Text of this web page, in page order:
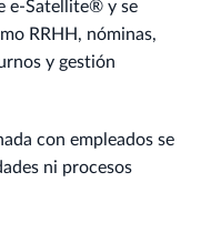
e-Satellite® y se
RRHH, nóminas,
y gestión
con empleados se
ni procesos